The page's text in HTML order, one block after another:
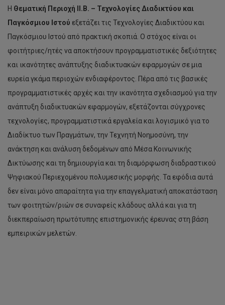
Η Θεματική Περιοχή
Ι.Β. – Τεχνολογίες Διαδικτύου και
Παγκόσμιου Ιστού εξετάζει τις Τεχνολογίες Διαδικτύου και
Παγκόσμιου Ιστού από πρακτική σκοπιά. Ο στόχος είναι οι
φοιτήτριες/ητές να αποκτήσουν προγραμματιστικές δεξιότητες
και ικανότητες ανάπτυξης διαδικτυακών εφαρμογών σε μια
ευρεία γκάμα περιοχών ενδιαφέροντος. Πέρα από τις βασικές
προγραμματιστικές αρχές και την ικανότητα σχεδιασμού για την
ανάπτυξη διαδικτυακών εφαρμογών, εξετάζονται σύγχρονες
τεχνολογίες, προγραμματιστικά εργαλεία και λογισμικό για το
Διαδίκτυο των Πραγμάτων, την Τεχνητή Νοημοσύνη, την
ανάκτηση και ανάλυση δεδομένων από Μέσα Κοινωνικής
Δικτύωσης και τη δημιουργία και τη διαμόρφωση διαδραστικού
Ψηφιακού Περιεχομένου πολυμεσικής μορφής. Τα εφόδια αυτά
δεν είναι μόνο απαραίτητα για την επαγγελματική αποκατάσταση
των φοιτητών/ριών σε συναφείς κλάδους αλλά και για τη
διεκπεραίωση πρωτότυπης επιστημονικής έρευνας στη βάση
εμπειρικών μελετών.